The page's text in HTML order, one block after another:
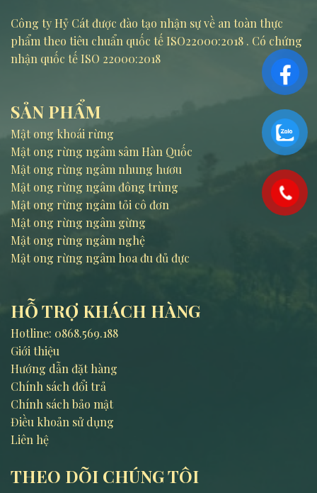
Công ty Hỷ Cát được đào tạo nhận sự về an toàn thực
phẩm theo tiêu chuẩn quốc tế ISO22000:2018 . Có chứng
nhận quốc tế ISO 22000:2018
SẢN PHẨM
Mật ong khoái rừng
Mật ong rừng ngâm sâm Hàn Quốc
Mật ong rừng ngâm nhung hươu
Mật ong rừng ngâm đông trùng
Mật ong rừng ngâm tỏi cô đơn
Mật ong rừng ngâm gừng
Mật ong rừng ngâm nghệ
Mật ong rừng ngâm hoa đu đủ đực
HỖ TRỢ KHÁCH HÀNG
Hotline: 0868.569.188
Giới thiệu
Hướng dẫn đặt hàng
Chính sách đổi trả
Chính sách bảo mật
Điều khoản sử dụng
Liên hệ
THEO DÕI CHÚNG TÔI